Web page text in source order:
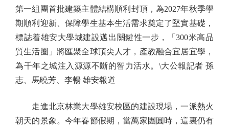
第一組團首批建築主體結構順利封頂，為2027年秋季學
期順利迎新、保障學生基本生活需求奠定了堅實基礎，
標誌着雄安大學城建設邁出關鍵性一步，「300米高品
質生活圈」將匯聚全球頂尖人才，產教融合宜居宜學，
為千年之城注入源源不斷的智力活水。\大公報記者 孫
志、馬曉芳、李暢 雄安報道
走進北京林業大學雄安校區的建設現場，一派熱火
朝天的景象。今年春節假期，當萬家團圓時，這裏仍有